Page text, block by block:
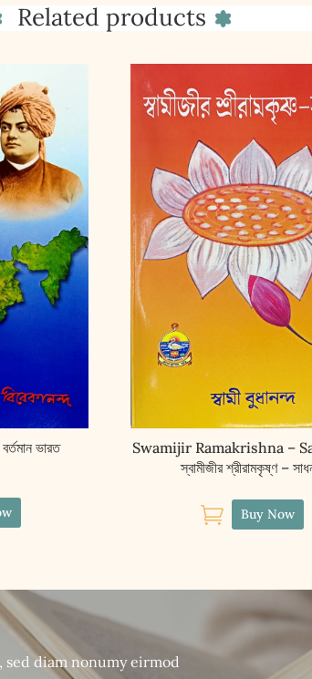
Related products
ভারত
Swamijir Ramakrishna –
স্বামীজীর শ্রীরামকৃষ্ণ –
 Buy Now
diam nonumy eirmod